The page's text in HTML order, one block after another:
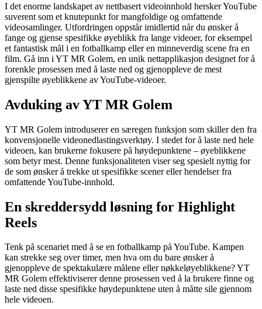
I det enorme landskapet av nettbasert videoinnhold hersker YouTube
suverent som et knutepunkt for mangfoldige og omfattende
videosamlinger. Utfordringen oppstår imidlertid når du ønsker å
fange og gjense spesifikke øyeblikk fra lange videoer, for eksempel
et fantastisk mål i en fotballkamp eller en minneverdig scene fra en
film. Gå inn i YT MR Golem, en unik nettapplikasjon designet for å
forenkle prosessen med å laste ned og gjenoppleve de mest
gjenspilte øyeblikkene av YouTube-videoer.
Avduking av YT MR Golem
YT MR Golem introduserer en særegen funksjon som skiller den fra
konvensjonelle videonedlastingsverktøy. I stedet for å laste ned hele
videoen, kan brukerne fokusere på høydepunktene – øyeblikkene
som betyr mest. Denne funksjonaliteten viser seg spesielt nyttig for
de som ønsker å trekke ut spesifikke scener eller hendelser fra
omfattende YouTube-innhold.
En skreddersydd løsning for Highlight
Reels
Tenk på scenariet med å se en fotballkamp på YouTube. Kampen
kan strekke seg over timer, men hva om du bare ønsker å
gjenoppleve de spektakulære målene eller nøkkeløyeblikkene? YT
MR Golem effektiviserer denne prosessen ved å la brukere finne og
laste ned disse spesifikke høydepunktene uten å måtte sile gjennom
hele videoen.